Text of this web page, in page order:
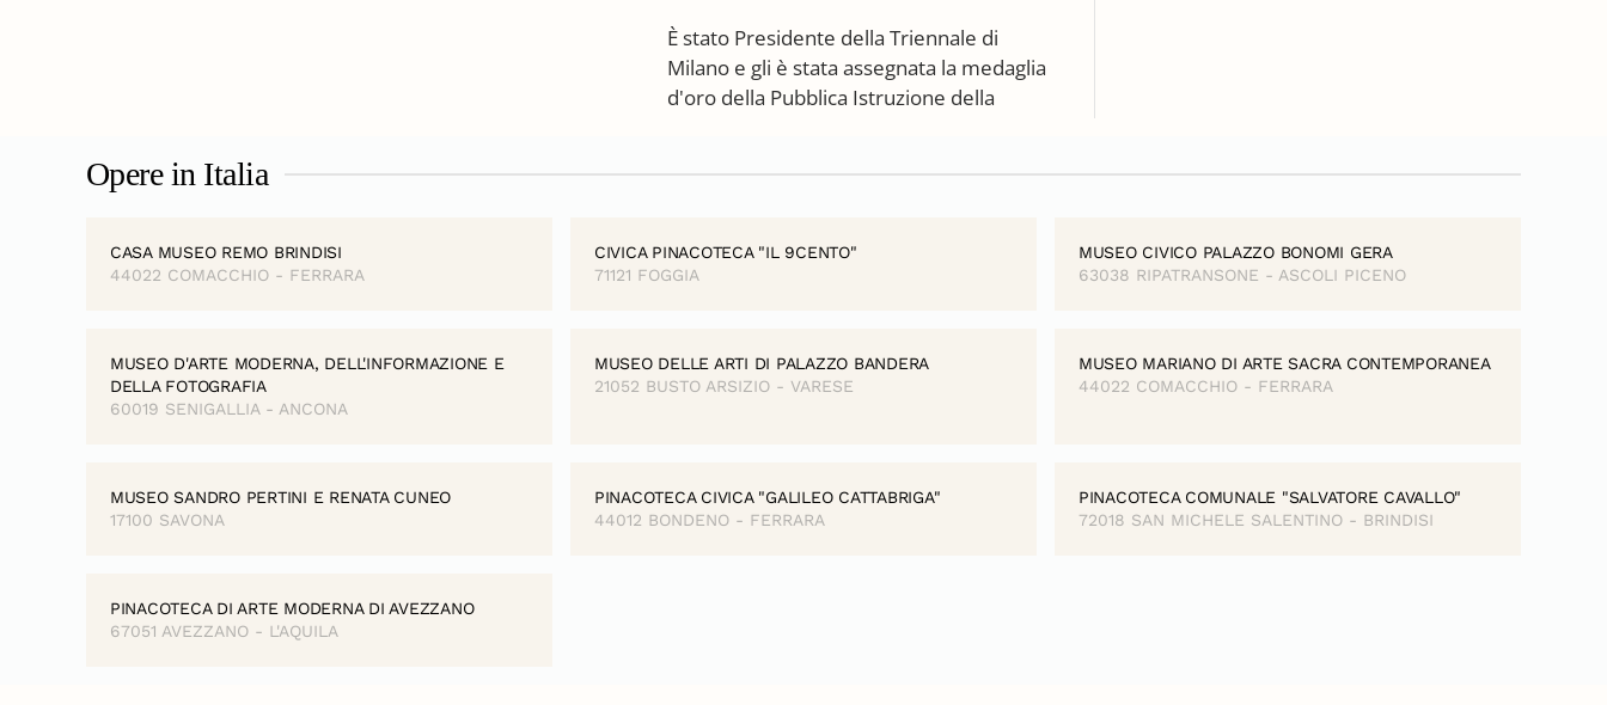
È stato Presidente della Triennale di
Milano e gli è stata assegnata la medaglia
d'oro della Pubblica Istruzione della
Opere in Italia
CASA MUSEO REMO BRINDISI
44022 COMACCHIO - FERRARA
CIVICA PINACOTECA "IL 9CENTO"
71121 FOGGIA
MUSEO CIVICO PALAZZO BONOMI GERA
63038 RIPATRANSONE - ASCOLI PICENO
MUSEO D'ARTE MODERNA, DELL'INFORMAZIONE E
DELLA FOTOGRAFIA
60019 SENIGALLIA - ANCONA
MUSEO DELLE ARTI DI PALAZZO BANDERA
21052 BUSTO ARSIZIO - VARESE
MUSEO MARIANO DI ARTE SACRA CONTEMPORANEA
44022 COMACCHIO - FERRARA
MUSEO SANDRO PERTINI E RENATA CUNEO
17100 SAVONA
PINACOTECA CIVICA "GALILEO CATTABRIGA"
44012 BONDENO - FERRARA
PINACOTECA COMUNALE "SALVATORE CAVALLO"
72018 SAN MICHELE SALENTINO - BRINDISI
PINACOTECA DI ARTE MODERNA DI AVEZZANO
67051 AVEZZANO - L'AQUILA